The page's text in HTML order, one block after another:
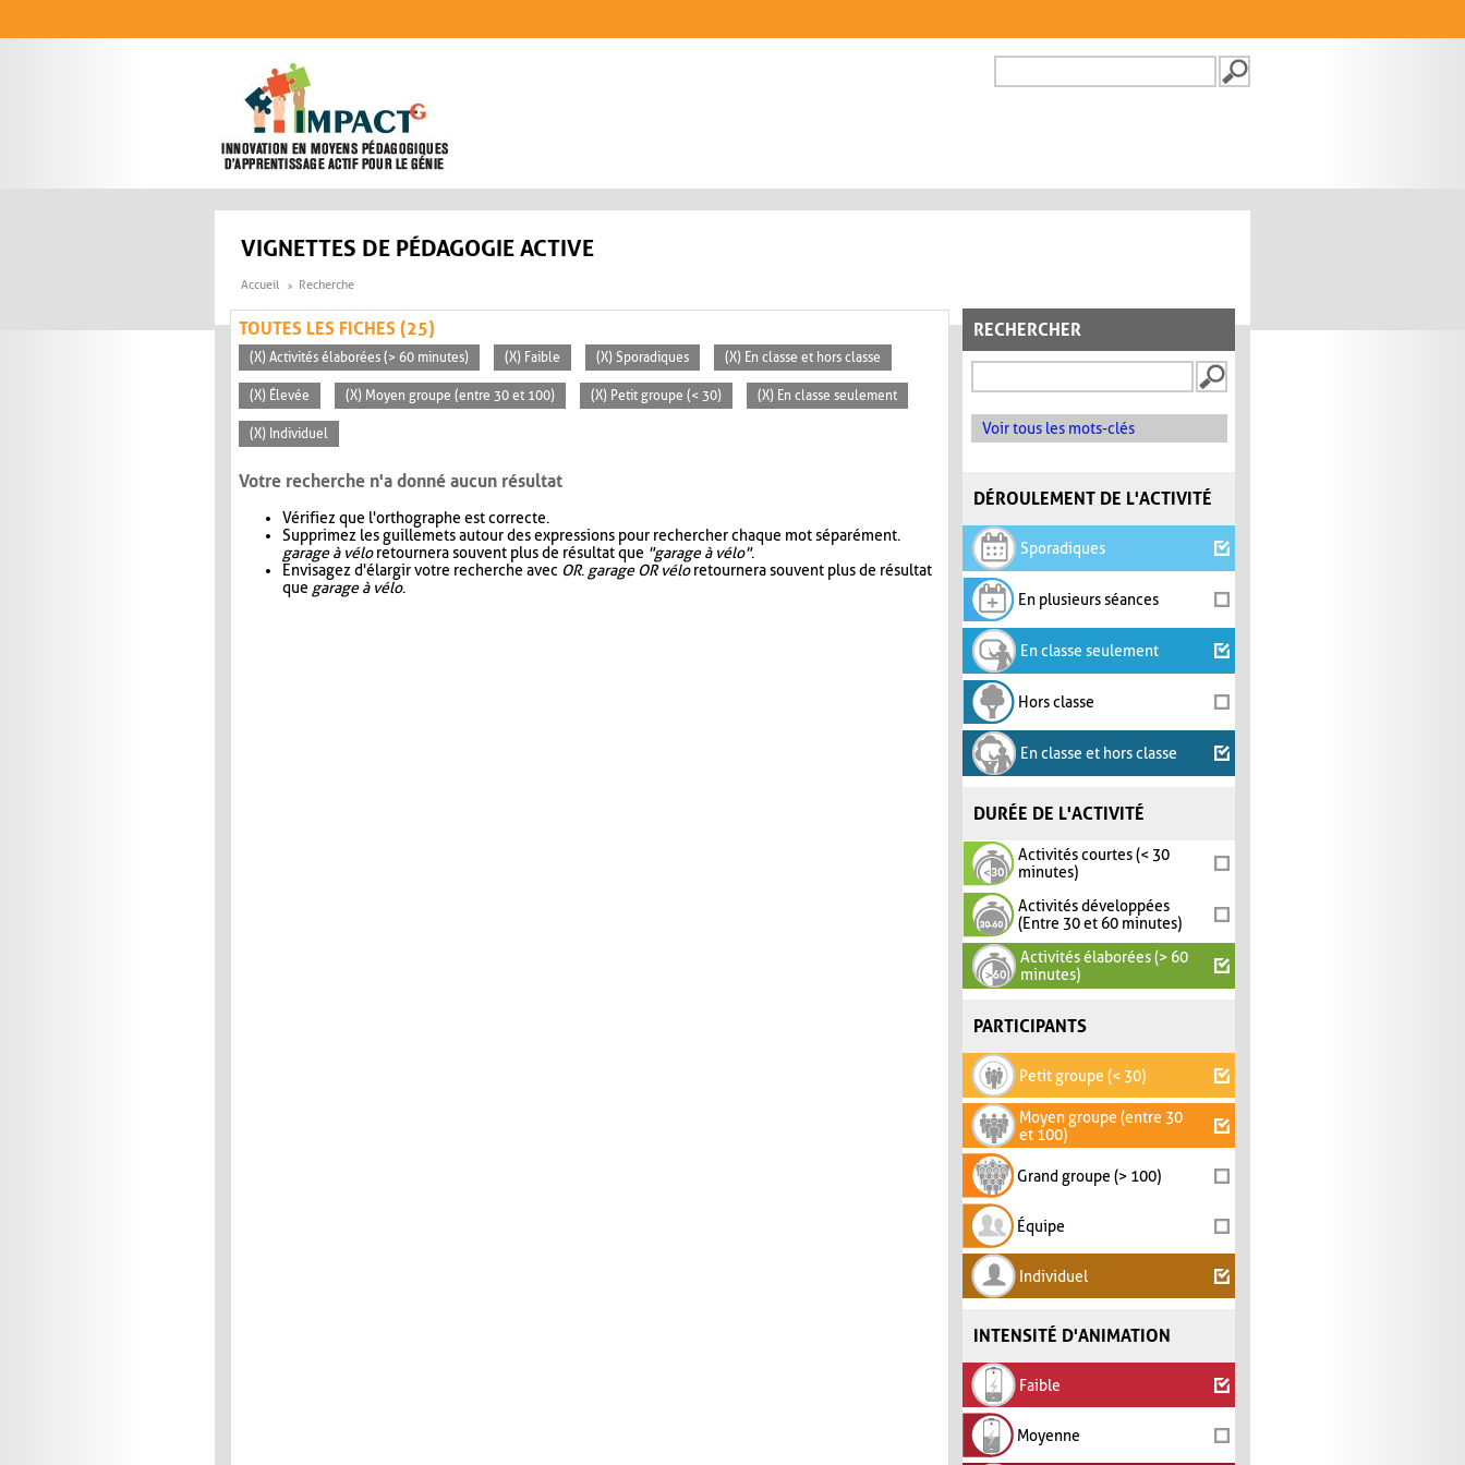
FORMULAIRE DE
VIGNETTES DE PÉDAGOGIE ACTIVE
Accueil Recherche
RECHERCHER
Voir tous les mots-clés
DÉROULEMENT DE L'ACTIVITÉ
Sporadiques
En plusieurs séances
En classe seulement
Hors classe
En classe et hors classe
DURÉE DE L'ACTIVITÉ
Activités courtes (< 30
minutes)
Activités développées
(Entre 30 et 60 minutes)
Activités élaborées (> 60
minutes)
PARTICIPANTS
Petit groupe (< 30)
Moyen groupe (entre 30
et 100)
Grand groupe (> 100)
Équipe
Individuel
INTENSITÉ D'ANIMATION
Faible
Moyenne
TOUTES LES FICHES (25)
(X) Activités élaborées (> 60 minutes) (X) Faible (X) Sporadiques (X) En classe et hors classe
(X) Élevée (X) Moyen groupe (entre 30 et 100) (X) Petit groupe (< 30) (X) En classe seulement
(X) Individuel
Votre recherche n'a donné aucun résultat
Vérifiez que l'orthographe est correcte.
Supprimez les guillemets autour des expressions pour rechercher chaque mot séparément.
garage à véloretournera souvent plus de résultat que "garage à vélo".
Envisagez d'élargir votre recherche avec OR. garage OR véloretournera souvent plus de résultat
que garage à vélo.